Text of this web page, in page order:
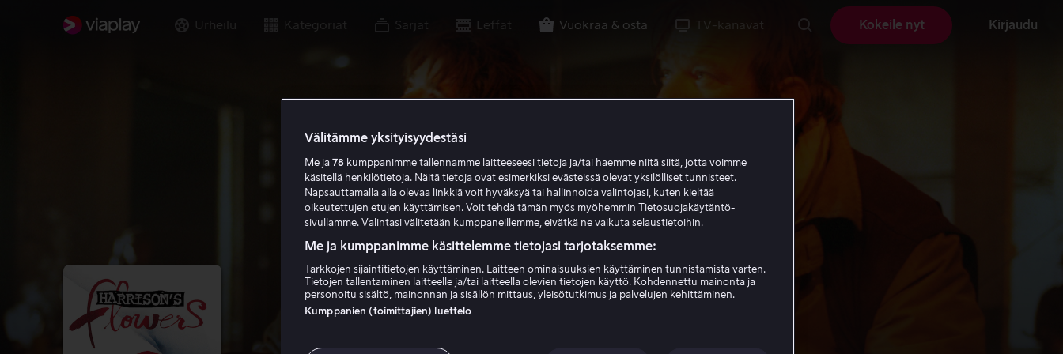
Urheilu Kategoriat Sarjat Leffat Vuokraa & osta TV-kanavat Kokeile nyt Kirjaudu
Välitämme yksityisyydestäsi
Me ja 78 kumppanimme tallennamme laitteeseesi tietoja ja/tai haemme niitä siitä, jotta voimme
käsitellä henkilötietoja. Näitä tietoja ovat esimerkiksi evästeissä olevat yksilölliset tunnisteet.
Napsauttamalla alla olevaa linkkiä voit hyväksyä tai hallinnoida valintojasi, kuten kieltää
oikeutettujen etujen käyttämisen. Voit tehdä tämän myös myöhemmin Tietosuojakäytäntö-
sivullamme. Valintasi välitetään kumppaneillemme, eivätkä ne vaikuta selaustietoihin.
Me ja kumppanimme käsittelemme tietojasi tarjotaksemme:
Tarkkojen sijaintitietojen käyttäminen. Laitteen ominaisuuksien käyttäminen tunnistamista varten.
Tietojen tallentaminen laitteelle ja/tai laitteella olevien tietojen käyttö. Kohdennettu mainonta ja
personoitu sisältö, mainonnan ja sisällön mittaus, yleisötutkimus ja palvelujen kehittäminen.
Kumppanien (toimittajien) luettelo